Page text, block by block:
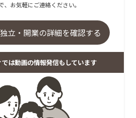
お気軽にご連絡ください。
立・開業の詳細を確認する
は動画の情報発信もしています